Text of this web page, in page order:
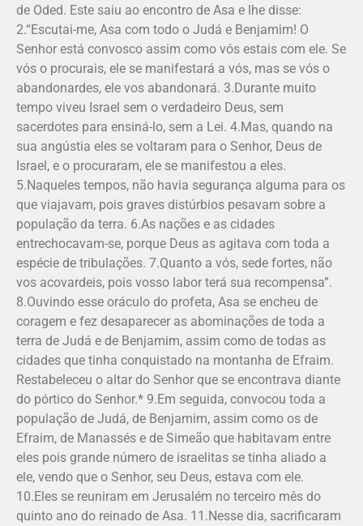
de Oded. Este saiu ao encontro de Asa e lhe disse:
2.“Escu­tai-me, Asa com todo o Judá e Benjamim! O
Senhor está convosco assim como vós estais com ele. Se
vós o procurais, ele se manifestará a vós, mas se vós o
aban­do­nardes, ele vos abandonará. 3.Durante muito
tempo viveu Israel sem o verdadeiro Deus, sem
sacerdotes para ensiná-lo, sem a Lei. 4.Mas, quando na
sua angústia eles se voltaram para o Senhor, Deus de
Israel, e o procuraram, ele se manifestou a eles.
5.Naqueles tempos, não havia segurança alguma para os
que viajavam, pois graves distúrbios pesavam sobre a
população da terra. 6.As nações e as cidades
entrechocavam-se, porque Deus as agitava com toda a
espécie de tribulações. 7.Quanto a vós, sede fortes, não
vos acovardeis, pois vosso labor terá sua recompensa”.
8.Ouvindo esse oráculo do profeta, Asa se encheu de
coragem e fez desaparecer as abominações de toda a
terra de Judá e de Benjamim, assim como de todas as
cidades que tinha conquistado na montanha de Efraim.
Restabeleceu o altar do Senhor que se encontrava diante
do pórtico do Senhor.* 9.Em seguida, convocou toda a
população de Judá, de Benjamim, assim como os de
Efraim, de Manassés e de Simeão que habitavam entre
eles pois grande número de israelitas se tinha aliado a
ele, vendo que o Senhor, seu Deus, estava com ele.
10.Eles se reuniram em Jerusalém no terceiro mês do
quinto ano do reinado de Asa. 11.Nesse dia, sacrificaram